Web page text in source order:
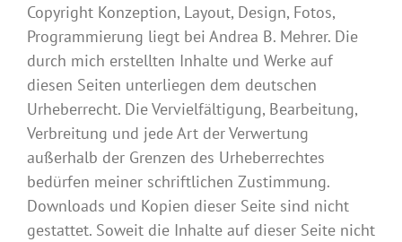
Copyright Konzeption, Layout, Design, Fotos,
Programmierung liegt bei Andrea B. Mehrer. Die
durch mich erstellten Inhalte und Werke auf
diesen Seiten unterliegen dem deutschen
Urheberrecht. Die Vervielfältigung, Bearbeitung,
Verbreitung und jede Art der Verwertung
außerhalb der Grenzen des Urheberrechtes
bedürfen meiner schriftlichen Zustimmung.
Downloads und Kopien dieser Seite sind nicht
gestattet. Soweit die Inhalte auf dieser Seite nicht